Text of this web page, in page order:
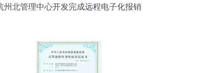
州北管理中心开发完成远程电子化报销